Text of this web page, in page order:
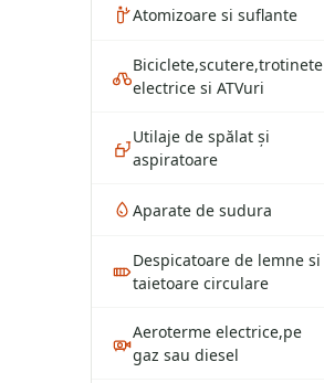
Atomizoare si suflante
Biciclete,scutere,trotinete
electrice si ATVuri
Utilaje de spălat și
aspiratoare
Aparate de sudura
Despicatoare de lemne si
taietoare circulare
Aeroterme electrice,pe
gaz sau diesel